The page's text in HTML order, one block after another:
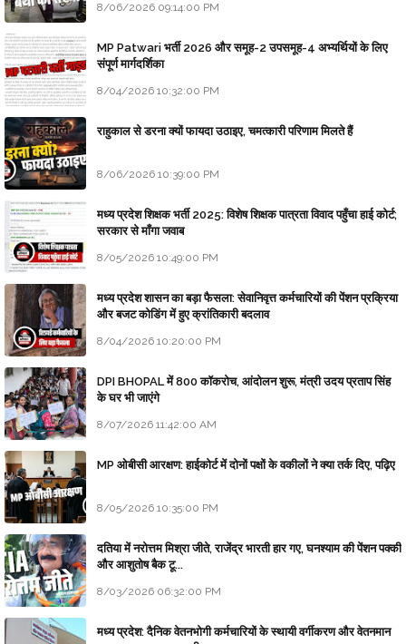
8/06/2026 09:14:00 PM
MP Patwari भर्ती 2026 और समूह-2 उपसमूह-4 अभ्यर्थियों के लिए
संपूर्ण मार्गदर्शिका
8/04/2026 10:32:00 PM
राहुकाल से डरना क्यों फायदा उठाइए, चमत्कारी परिणाम मिलते हैं
8/06/2026 10:39:00 PM
मध्य प्रदेश शिक्षक भर्ती 2025: विशेष शिक्षक पात्रता विवाद पहुँचा हाई कोर्ट;
सरकार से माँगा जवाब
8/05/2026 10:49:00 PM
मध्य प्रदेश शासन का बड़ा फैसला: सेवानिवृत्त कर्मचारियों की पेंशन प्रक्रिया
और बजट कोडिंग में हुए क्रांतिकारी बदलाव
8/04/2026 10:20:00 PM
DPI BHOPAL में 800 कॉकरोच, आंदोलन शुरू, मंत्री उदय प्रताप सिंह
के घर भी जाएंगे
8/07/2026 11:42:00 AM
MP ओबीसी आरक्षण: हाईकोर्ट में दोनों पक्षों के वकीलों ने क्या तर्क दिए, पढ़िए
8/05/2026 10:35:00 PM
दतिया में नरोत्तम मिश्रा जीते, राजेंद्र भारती हार गए, घनश्याम की पेंशन पक्की
और आशुतोष बैक टू...
8/03/2026 06:32:00 PM
मध्य प्रदेश: दैनिक वेतनभोगी कर्मचारियों के स्थायी वर्गीकरण और वेतनमान